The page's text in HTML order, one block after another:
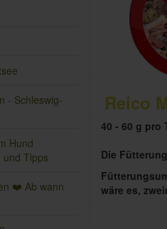
- Schleswig-
Hund
und Tipps
❤️ Ab wann
Reico
40 - 60 g pro
Die
wäre es,